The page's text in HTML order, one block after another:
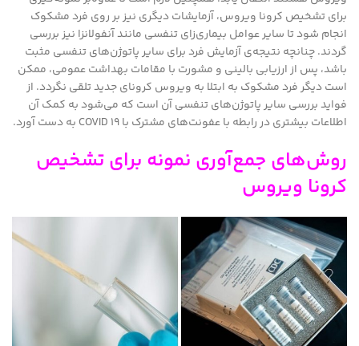
برای تشخیص کرونا ویروس، آزمایشات دیگری نیز بر روی فرد مشکوک
انجام شود تا سایر عوامل بیماری‌زای تنفسی مانند آنفولانزا نیز بررسی
گردند. چنانچه نتیجه‌ی آزمایش فرد برای سایر پاتوژن‌های تنفسی مثبت
باشد، پس از ارزیابی بالینی و مشورت با مقامات بهداشت عمومی، ممکن
است دیگر فرد مشکوک به ابتلا به ویروس کرونای جدید تلقی نگردد. از
فواید بررسی سایر پاتوژن‌های تنفسی آن است که می‌شود به کمک آن
اطلاعات بیشتری در رابطه با عفونت‌های مشترک با COVID 19 به دست آورد.
روش‌های جمع‌آوری نمونه برای تشخیص
کرونا ویروس